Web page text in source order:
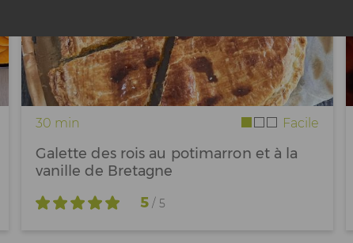
30 min Facile
Galette des rois au potimarron et à la
vanille de Bretagne
5 / 5